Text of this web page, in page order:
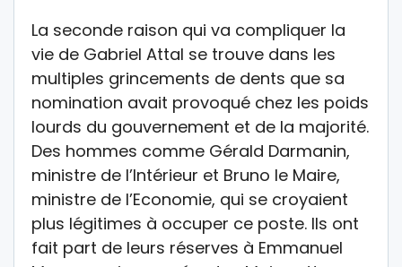
La seconde raison qui va compliquer la
vie de Gabriel Attal se trouve dans les
multiples grincements de dents que sa
nomination avait provoqué chez les poids
lourds du gouvernement et de la majorité.
Des hommes comme Gérald Darmanin,
ministre de l’Intérieur et Bruno le Maire,
ministre de l’Economie, qui se croyaient
plus légitimes à occuper ce poste. Ils ont
fait part de leurs réserves à Emmanuel